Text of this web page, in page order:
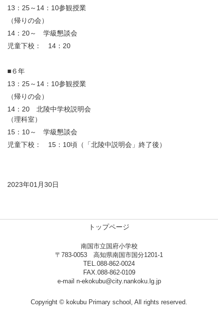
13：25～14：10参観授業
（帰りの会）
14：20～ 学級懇談会
児童下校： 14：20
■６年
13：25～14：10参観授業
（帰りの会）
14：20 北陵中学校説明会
（理科室）
15：10～ 学級懇談会
児童下校： 15：10頃（「北陵中説明会」終了後）
2023年01月30日
トップページ
南国市立国府小学校
〒783-0053 高知県南国市国分1201-1
TEL.088-862-0024
FAX.088-862-0109
e-mail n-ekokubu@city.nankoku.lg.jp
Copyright © kokubu Primary school, All rights reserved.